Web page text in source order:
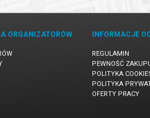
ORGANIZATORÓW INFORMACJE
REGULAMIN
PEWNOŚĆ
POLITYKA
POLITYKA
OFERTY PRACY